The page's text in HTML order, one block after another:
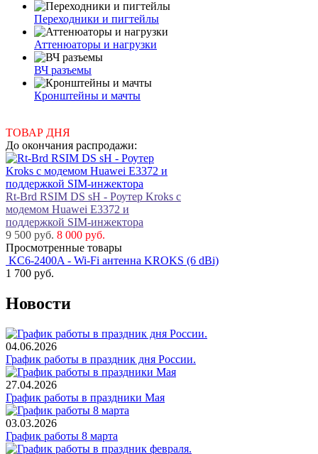
Переходники и пигтейлы
Аттенюаторы и нагрузки
ВЧ разъемы
Кронштейны и мачты
ТОВАР ДНЯ
До окончания распродажи:
Rt-Brd RSIM DS sH - Роутер Kroks с
модемом Huawei E3372 и
поддержкой SIM-инжектора
9 500 руб. 8 000 руб.
Просмотренные товары
KC6-2400A - Wi-Fi антенна KROKS (6 dBi)
1 700 руб.
Новости
04.06.2026
График работы в праздник дня России.
27.04.2026
График работы в праздники Мая
03.03.2026
График работы 8 марта